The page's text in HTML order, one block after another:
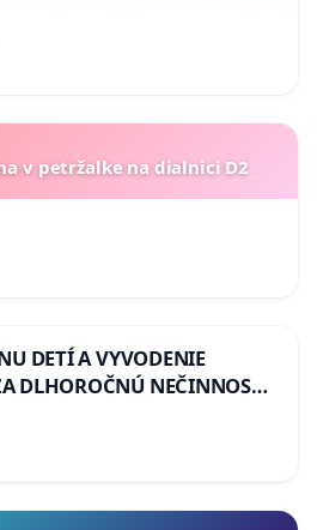
v petržalke na dialnici D2
DETÍ A VYVODENIE
DLHOROČNÚ NEČINNOSŤ